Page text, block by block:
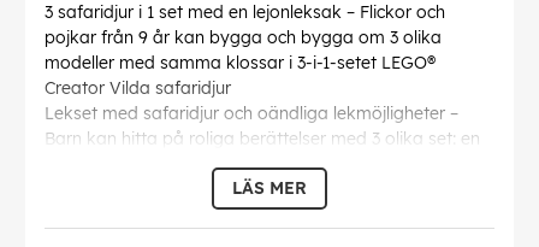
3 safaridjur i 1 set med en lejonleksak – Flickor och
pojkar från 9 år kan bygga och bygga om 3 olika
modeller med samma klossar i 3-i-1-setet LEGO®
Creator Vilda safaridjur
Lekset med safaridjur och oändliga lekmöjligheter –
Barn kan hitta på roliga berättelser med 3 olika set: en
leksaksgiraff med en flamingo, 2 leksaksgaseller och
ett leksakslejon med ett träd och en fjäril
Rörliga djurfigurer – Giraffen kan röra sina ben, sin
LÄS MER